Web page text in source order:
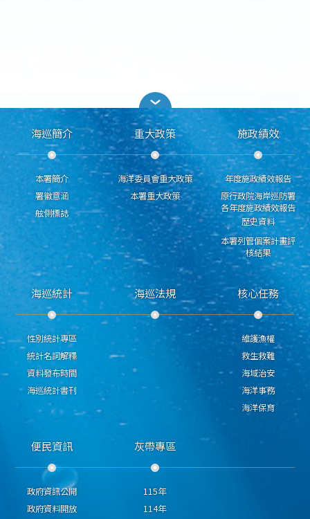
海巡簡介
本署簡介
署徽意涵
舷側標誌
重大政策
海洋委員會重大政策
本署重大政策
施政績效
年度施政績效報告
原行政院海岸巡防署
各年度施政績效報告
歷史資料
本署列管個案計畫評
核結果
海巡統計
性別統計專區
統計名詞解釋
資料發布時間
海巡統計書刊
海巡法規 核心任務
維護漁權
救生救難
海域治安
海洋事務
海洋保育
便民資訊
政府資訊公開
政府資料開放
灰帶專區
115年
114年